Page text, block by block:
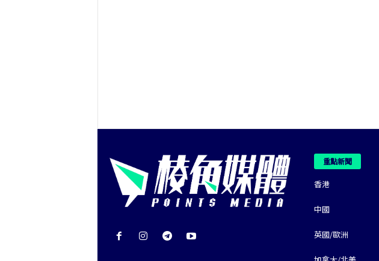
重點新聞
香港
中國
英國/歐洲